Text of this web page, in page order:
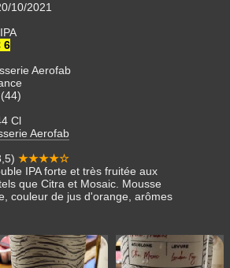
10/2021
6
Aerofab
Cl
Aerofab
★★★★☆
IPA forte et très fruitée aux
que Citra et Mosaic. Mousse
couleur de jus d'orange, arômes